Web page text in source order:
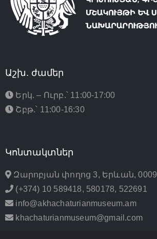
Աշխ. ժամեր
Երկ. – Ուրբ.՝ 11:00-17:00
Շբթ.՝ 11:00-16:30
Կոնտակտներ
Զարոբյան փողոց 3, Երևան, 0009
(+374) 10 589418, 580178, 522691
info@akhachaturianmuseum.am
khachaturianmuseum@gmail.com